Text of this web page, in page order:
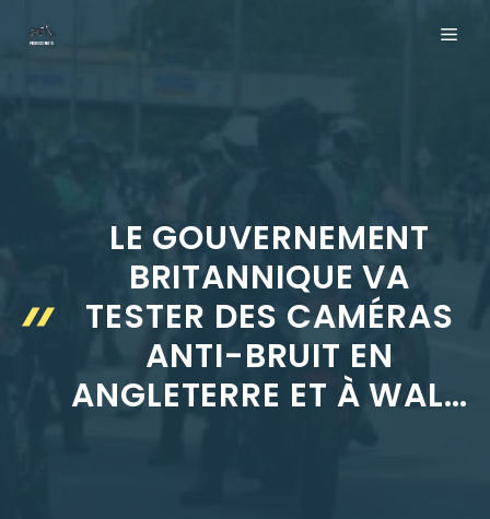
LE GOUVERNEMENT
BRITANNIQUE VA
TESTER DES CAMÉRAS
ANTI-BRUIT EN
ANGLETERRE ET À WAL…